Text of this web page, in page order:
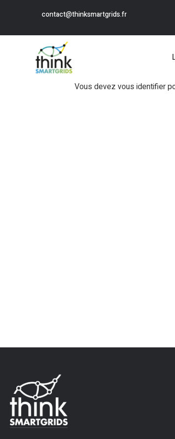
contact@thinksmartgrids.fr
Vous devez vous identifier